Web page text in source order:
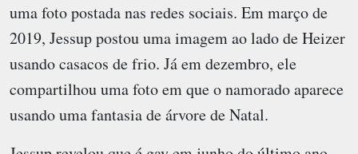
uma foto postada nas redes sociais. Em março de
2019, Jessup postou uma imagem ao lado de Heizer
usando casacos de frio. Já em dezembro, ele
compartilhou uma foto em que o namorado aparece
usando uma fantasia de árvore de Natal.